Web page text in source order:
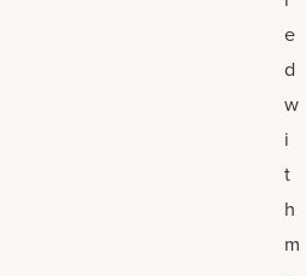
e
d
w
i
t
h
m